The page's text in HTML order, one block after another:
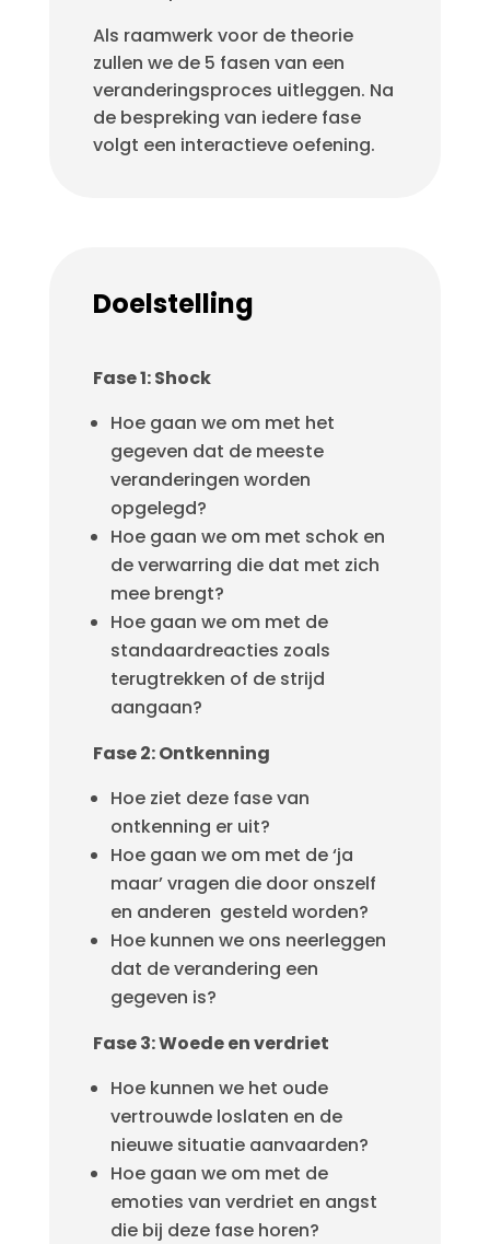
Als raamwerk voor de theorie
zullen we de 5 fasen van een
veranderingsproces uitleggen. Na
de bespreking van iedere fase
volgt een interactieve oefening.
Doelstelling
Fase 1: Shock
Hoe gaan we om met het
gegeven dat de meeste
veranderingen worden
opgelegd?
Hoe gaan we om met schok en
de verwarring die dat met zich
mee brengt?
Hoe gaan we om met de
standaardreacties zoals
terugtrekken of de strijd
aangaan?
Fase 2: Ontkenning
Hoe ziet deze fase van
ontkenning er uit?
Hoe gaan we om met de ‘ja
maar’ vragen die door onszelf
en anderen gesteld worden?
Hoe kunnen we ons neerleggen
dat de verandering een
gegeven is?
Fase 3: Woede en verdriet
Hoe kunnen we het oude
vertrouwde loslaten en de
nieuwe situatie aanvaarden?
Hoe gaan we om met de
emoties van verdriet en angst
die bij deze fase horen?